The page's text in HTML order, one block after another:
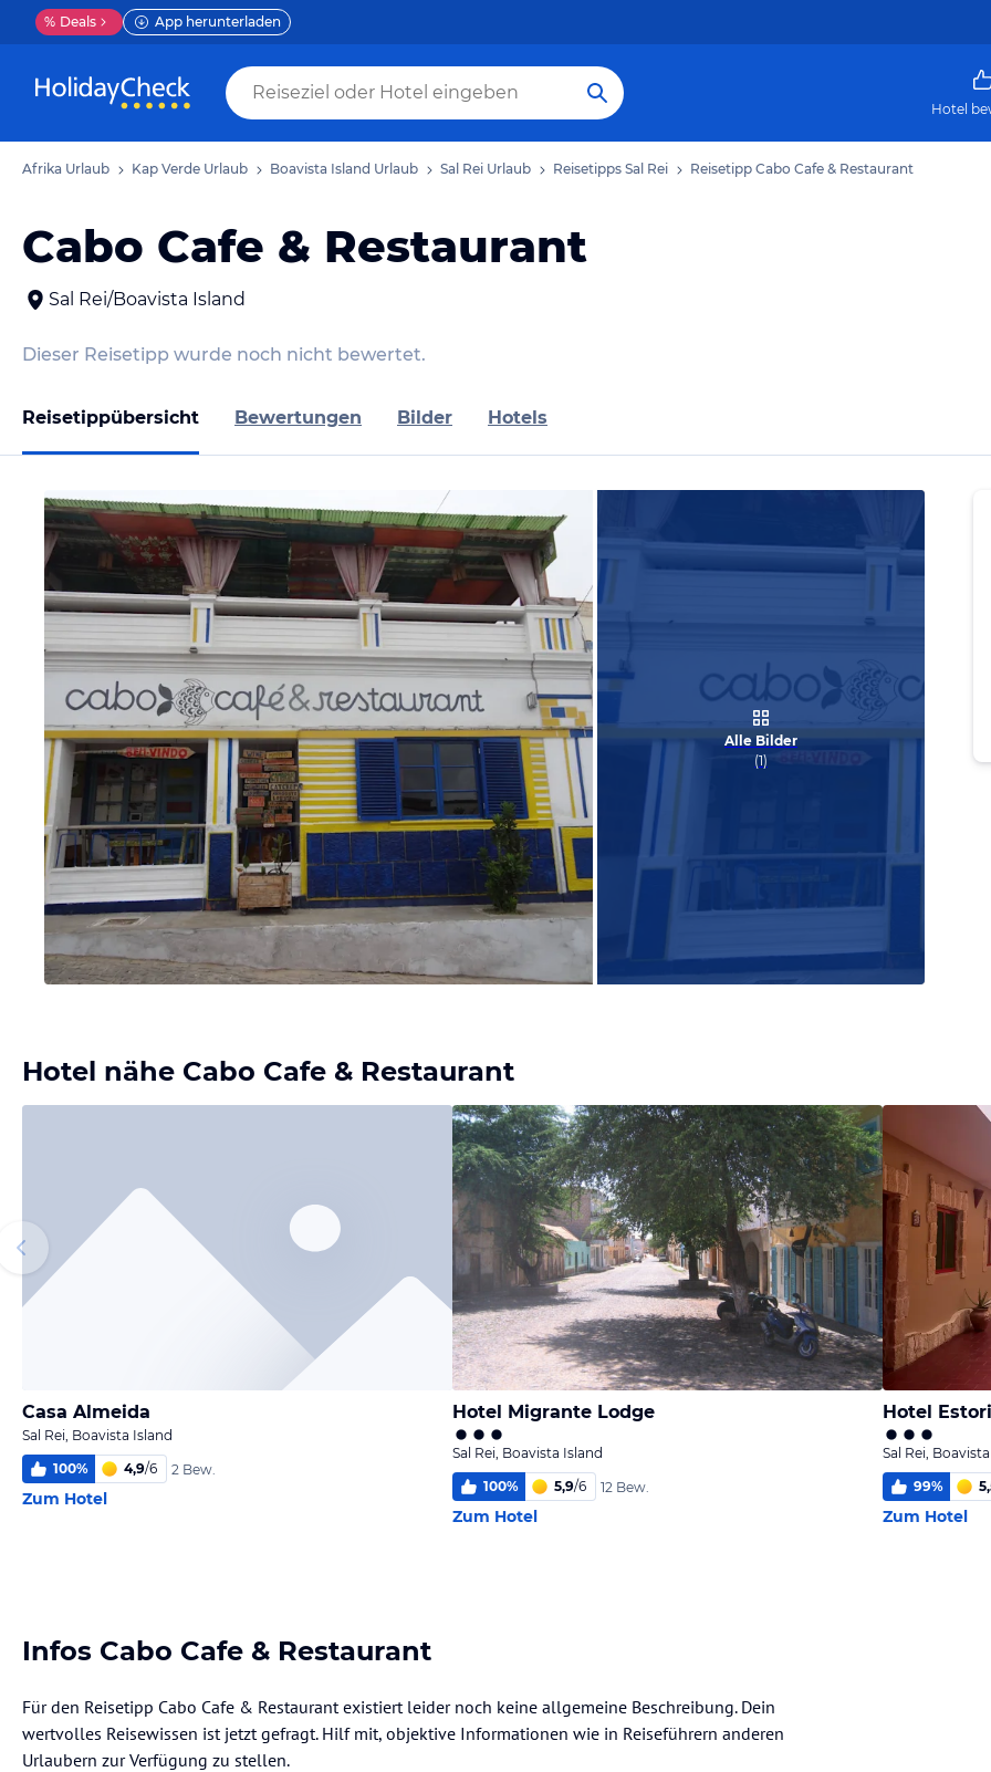
% Deals App herunterladen
Hotel
Afrika Urlaub Kap Verde Urlaub Boavista Island Urlaub Sal Rei Urlaub Reisetipps Sal Rei Reisetipp Cabo Cafe & Restaurant
Cabo Cafe & Restaurant
Sal Rei/Boavista Island
Dieser Reisetipp wurde noch nicht bewertet.
Reisetippübersicht Bewertungen Bilder Hotels
Alle Bilder
(1)
Hotel nähe Cabo Cafe & Restaurant
Casa Almeida
Sal Rei, Boavista Island
100% 4,9/6 2 Bew.
Zum Hotel
Hotel Migrante Lodge
Sal Rei, Boavista Island
100% 5,9/6 12 Bew.
Zum Hotel
Hotel
Sal Rei,
99%
Zum Hotel
Infos Cabo Cafe & Restaurant
Für den Reisetipp Cabo Cafe & Restaurant existiert leider noch keine allgemeine Beschreibung. Dein
wertvolles Reisewissen ist jetzt gefragt. Hilf mit, objektive Informationen wie in Reiseführern anderen
Urlaubern zur Verfügung zu stellen.